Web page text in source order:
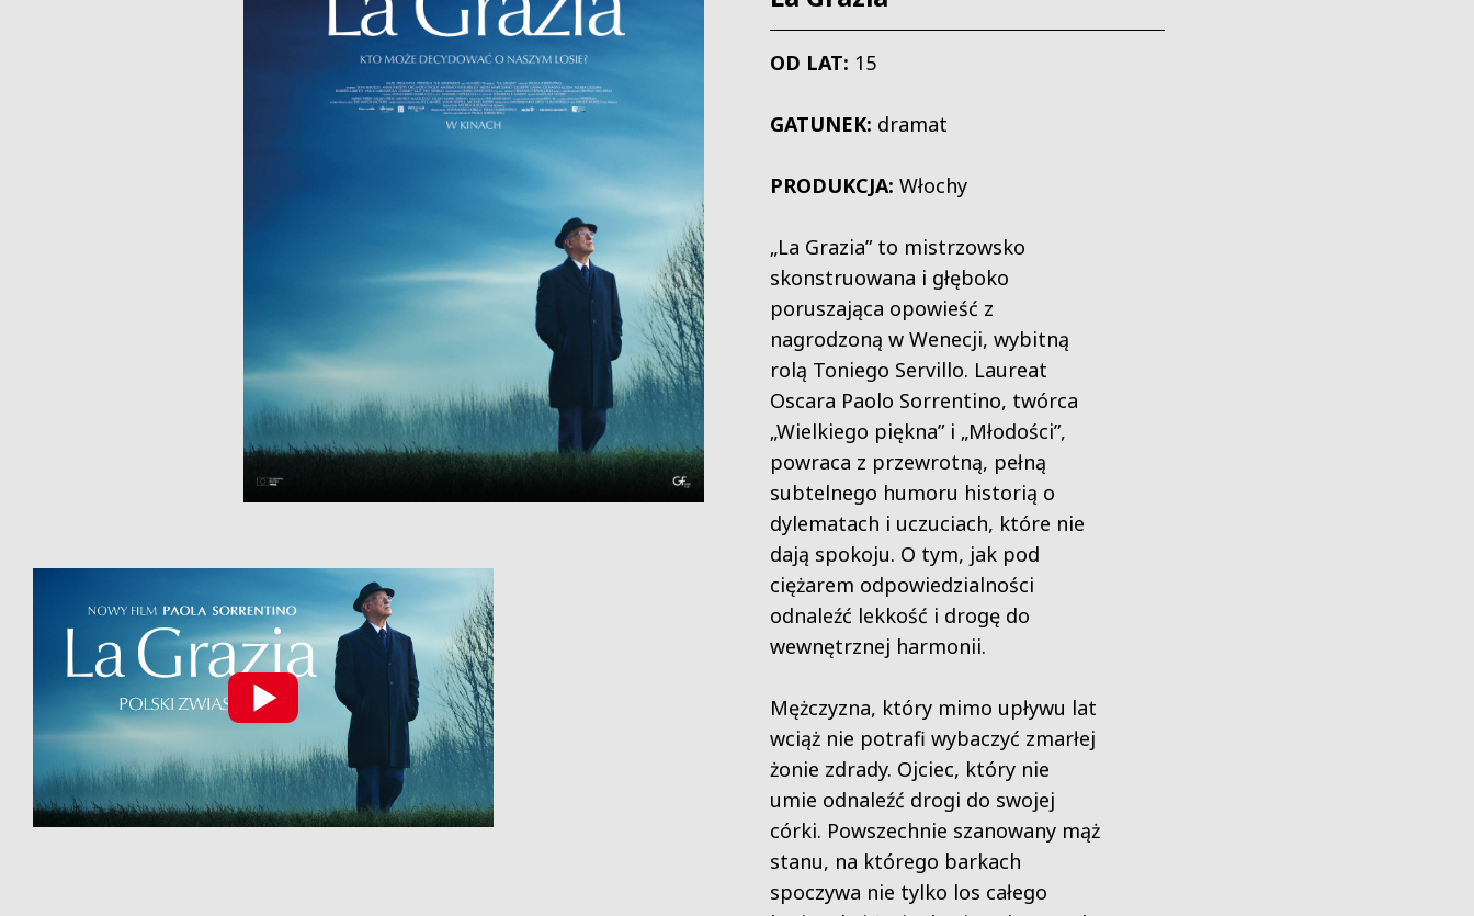
OD LAT: 15
GATUNEK: dramat
PRODUKCJA: Włochy
„La Grazia” to mistrzowsko
skonstruowana i głęboko
poruszająca opowieść z
nagrodzoną w Wenecji, wybitną
rolą Toniego Servillo. Laureat
Oscara Paolo Sorrentino, twórca
„Wielkiego piękna” i „Młodości”,
powraca z przewrotną, pełną
subtelnego humoru historią o
dylematach i uczuciach, które nie
dają spokoju. O tym, jak pod
ciężarem odpowiedzialności
odnaleźć lekkość i drogę do
wewnętrznej harmonii.
Mężczyzna, który mimo upływu lat
wciąż nie potrafi wybaczyć zmarłej
żonie zdrady. Ojciec, który nie
umie odnaleźć drogi do swojej
córki. Powszechnie szanowany mąż
stanu, na którego barkach
spoczywa nie tylko los całego